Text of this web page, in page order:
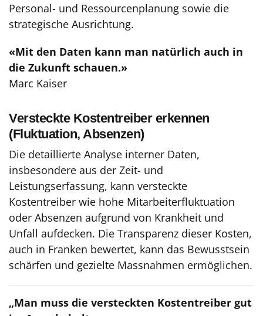
Personal- und Ressourcenplanung sowie die
strategische Ausrichtung.
«Mit den Daten kann man natürlich auch in
die Zukunft schauen.»
Marc Kaiser
Versteckte Kostentreiber erkennen
(Fluktuation, Absenzen)
Die detaillierte Analyse interner Daten,
insbesondere aus der Zeit- und
Leistungserfassung, kann versteckte
Kostentreiber wie hohe Mitarbeiterfluktuation
oder Absenzen aufgrund von Krankheit und
Unfall aufdecken. Die Transparenz dieser Kosten,
auch in Franken bewertet, kann das Bewusstsein
schärfen und gezielte Massnahmen ermöglichen.
„Man muss die versteckten Kostentreiber gut